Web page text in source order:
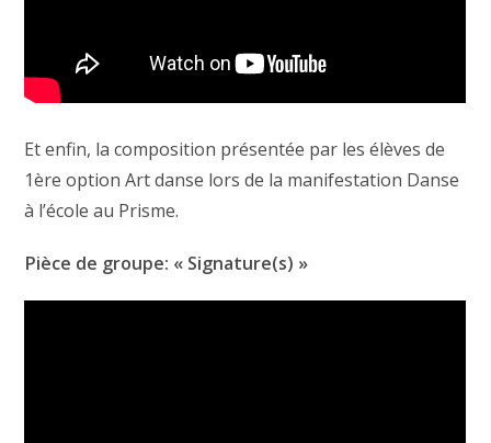
Et enfin, la composition présentée par les élèves de
1ère option Art danse lors de la manifestation Danse
à l’école au Prisme.
Pièce de groupe: « Signature(s) »